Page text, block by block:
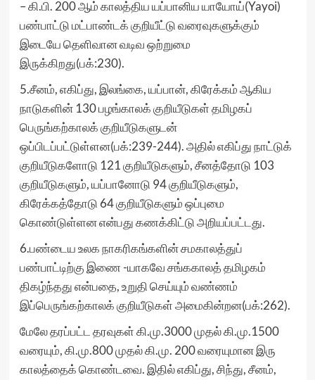
– கி.பி. 200 ஆம் காலத்திய யப்பானிய யாயோய்(Yayoi)
பண்பாட்டு மட்பாண்டக் குறியீட்டு வரைவுகளுக்கும்
இடையே தெளிவான வடிவ ஒற்றுமை
இருக்கிறது(பக்:230).
5.சீனம், எகிப்து, இலங்கை, யப்பான், கிரேக்கம் ஆகிய
நாடுகளின் 130 பழங்காலக் குறியீடுகள் தமிழகப்
பெருங்கற்காலக் குறியீடுகளுடன்
ஒப்பிடப்பட்டுள்ளன(பக்:239-244). அதில் எகிப்து நாட்டுக்
குறியீடுகளோடு 121 குறியீடுகளும், சீனத்தோடு 103
குறியீடுகளும், யப்பானோடு 94 குறியீடுகளும்,
கிரேக்கத்தோடு 64 குறியீடுகளும் ஒப்புமை
கொண்டுள்ளன என்பது கணக்கிட்டு அறியப்பட்டது.
6.பண்டைய உலக நாகரிகங்களின் சமகாலத்துப்
பண்பாட்டிற்கு இணை -யாகவே சங்ககாலத் தமிழகம்
திகழ்ந்தது என்பதை, உறுதி செய்யும் வண்ணம்
இப்பெருங்கற்காலக் குறியீடுகள் அமைகின்றன(பக்:262).
மேலே தரப்பட்ட தரவுகள் கி.மு.3000 முதல் கி.மு.1500
வரையும், கி.மு.800 முதல் கி.மு. 200 வரையுமான இரு
காலத்தைக் கொண்டவை. இதில் எகிப்து, சிந்து, சீனம்,